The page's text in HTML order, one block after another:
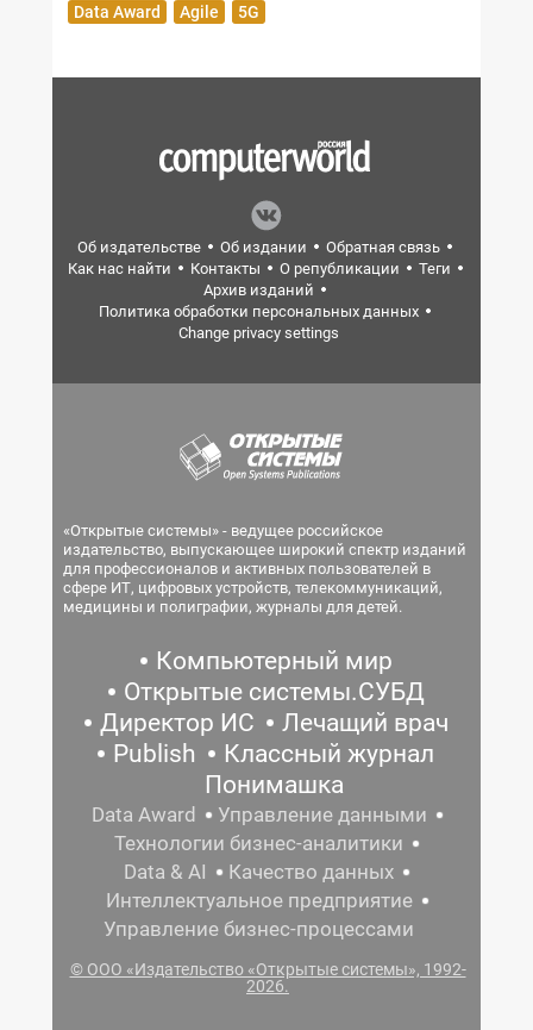
Data Award
Agile 5G
Об издательстве Об издании
Обратная связь
Как нас найти
Контакты О републикации
Теги
Архив изданий
Политика обработки персональных данных
Change privacy settings
«Открытые системы» - ведущее российское
издательство, выпускающее широкий спектр изданий
для профессионалов и активных пользователей в
сфере ИТ, цифровых устройств, телекоммуникаций,
медицины и полиграфии, журналы для детей.
Компьютерный мир
Открытые системы.СУБД
Директор ИС
Лечащий врач
Publish
Классный журнал
Понимашка
Data Award
Управление данными
Технологии бизнес-аналитики
Data & AI
Качество данных
Интеллектуальное предприятие
Управление бизнес-процессами
© ООО «Издательство «Открытые системы», 1992-
2026.